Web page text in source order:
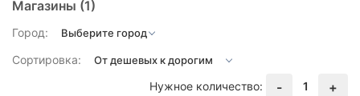
Магазины (1)
Город:
Сортировка:
Нужное количество:
- 1 +